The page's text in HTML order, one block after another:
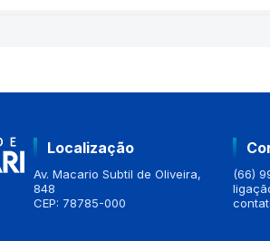
Localização
Av. Macario Subtil de Oliveira,
848
CEP: 78785-000
(66)